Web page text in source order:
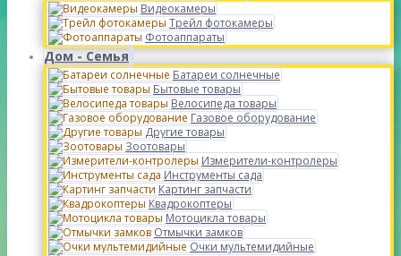
Видеокамеры
Трейл фотокамеры
Фотоаппараты
Дом - Семья
Батареи солнечные
Бытовые товары
Велосипеда товары
Газовое оборудование
Другие товары
Зоотовары
Измерители-контролеры
Инструменты сада
Картинг запчасти
Квадрокоптеры
Мотоцикла товары
Отмычки замков
Очки мультемидийные